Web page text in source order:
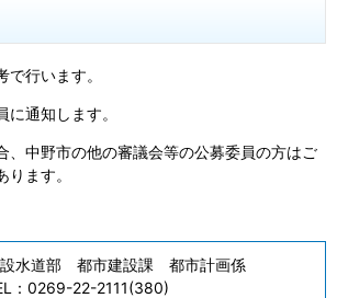
行います。
通知します。
、中野市の他の審議会等の公募委員の方はご
ます。
水道部 都市建設課 都市計画係
： 0269-22-2111(380)